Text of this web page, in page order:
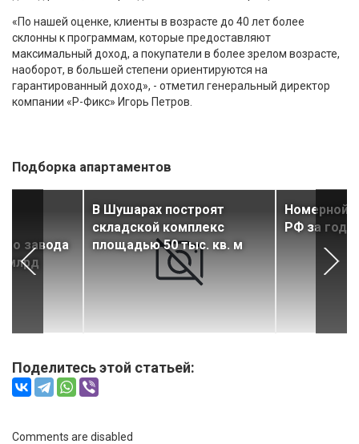
«По нашей оценке, клиенты в возрасте до 40 лет более
склонны к программам, которые предоставляют
максимальный доход, а покупатели в более зрелом возрасте,
наоборот, в большей степени ориентируются на
гарантированный доход», - отметил генеральный директор
компании «Р-Фикс» Игорь Петров.
Подборка апартаментов
завода
млрд
В Шушарах построят
складской комплекс
площадью 50 тыс. кв. м
Номерной
РФ за год
Поделитесь этой статьей:
Comments are disabled